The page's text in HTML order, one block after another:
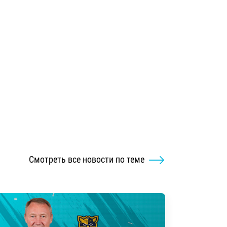
Смотреть все новости по теме